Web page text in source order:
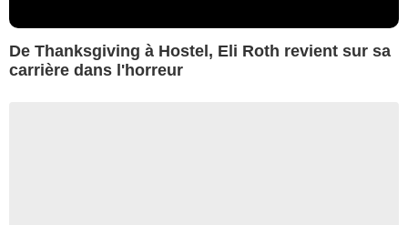
De Thanksgiving à Hostel, Eli Roth revient sur sa
carrière dans l'horreur